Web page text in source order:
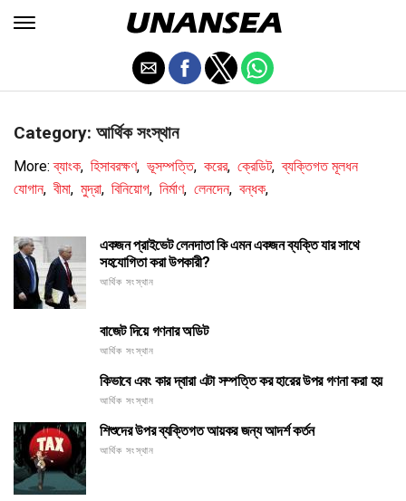
Category: আর্থিক সংস্থান
More:ব্যাংক, হিসাবরক্ষণ, ভূসম্পত্তি, করের, ক্রেডিট,ব্যক্তিগত মূলধন
যোগান,বীমা, মুদ্রা, বিনিয়োগ, নির্মাণ, লেনদেন, বন্ধক,
একজন প্রাইভেট লেনদাতা কি এমন একজন ব্যক্তি যার সাথে
সহযোগিতা করা উপকারী?
আর্থিক সংস্থান
বাজেট দিয়ে গণনার অডিট
আর্থিক সংস্থান
কিভাবে এবং কার দ্বারা এটা সম্পত্তি কর হারের উপর গণনা করা হয়
আর্থিক সংস্থান
শিশুদের উপর ব্যক্তিগত আয়কর জন্য আদর্শ কর্তন
আর্থিক সংস্থান